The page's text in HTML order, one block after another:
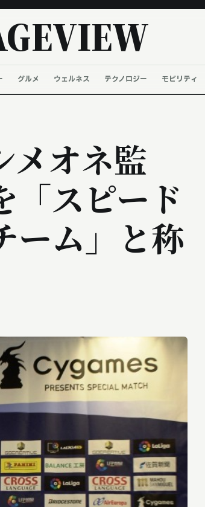
グルメ ウェルネス テクノロジー モビリティ
メオネ監
「スピード
ーム」と称